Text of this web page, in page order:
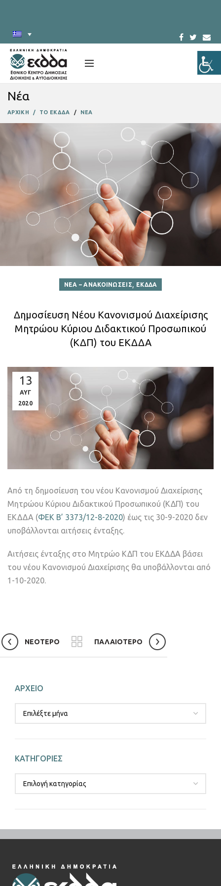
Νέα
ΑΡΧΙΚΗ ΤΟ ΕΚΔΔΑ ΝΕΑ
ΝΕΑ – ΑΝΑΚΟΙΝΩΣΕΙΣ, ΕΚΔΔΑ
Δημοσίευση Νέου Κανονισμού Διαχείρισης
Μητρώου Κύριου Διδακτικού Προσωπικού
(ΚΔΠ) του ΕΚΔΔΑ
13
ΑΥΓ
2020
Από τη δημοσίευση του νέου Κανονισμού Διαχείρισης
Μητρώου Κύριου Διδακτικού Προσωπικού (ΚΔΠ) του
ΕΚΔΔΑ (ΦEK B’ 3373/12-8-2020) έως τις 30-9-2020 δεν
υποβάλλονται αιτήσεις ένταξης.
Αιτήσεις ένταξης στο Μητρώο ΚΔΠ του ΕKΔΔA βάσει
του νέου Κανονισμού Διαχείρισης θα υποβάλλονται από
1-10-2020.
ΝΕΟΤΕΡΟ ΠΑΛΑΙΟΤΕΡΟ
ΑΡΧΕΙΟ
ΚΑΤΗΓΟΡΙΕΣ